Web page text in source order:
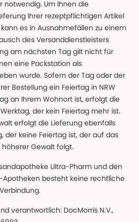
notwendig. Um Ihnen die
Ihrer rezeptpflichtigen Artikel
es in Ausnahmefällen zu einem
des Versanddienstleisters
am nächsten Tag gilt nicht für
eine Packstation als
wurde. Sofern der Tag oder der
Bestellung ein Feiertag in NRW
an Ihrem Wohnort ist, erfolgt die
der kein Feiertag mehr ist.
erfolgt die Lieferung ebenfalls
der keine Feiertag ist, der auf das
höherer Gewalt folgt.
Ultra-Pharm und den
besteht keine rechtliche
verantwortlich: DocMorris N.V.,